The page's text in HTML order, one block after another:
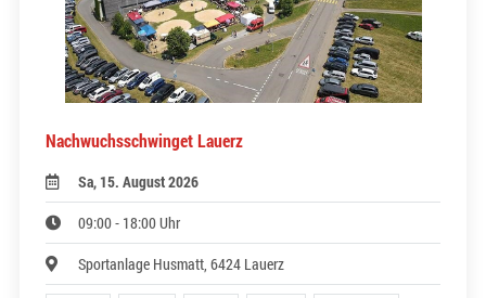
Nachwuchsschwinget Lauerz
Sa, 15. August 2026
09:00 - 18:00 Uhr
Sportanlage Husmatt, 6424 Lauerz